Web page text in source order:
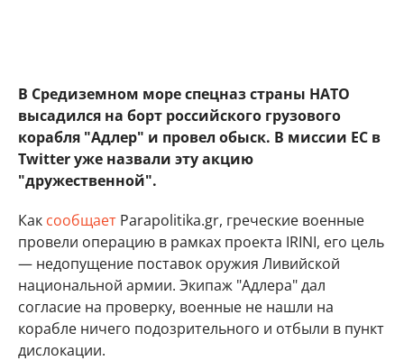
В Средиземном море спецназ страны НАТО
высадился на борт российского грузового
корабля "Адлер" и провел обыск. В миссии ЕС в
Twitter уже назвали эту акцию
"дружественной".
Как сообщает Parapolitika.gr, греческие военные
провели операцию в рамках проекта IRINI, его цель
— недопущение поставок оружия Ливийской
национальной армии. Экипаж "Адлера" дал
согласие на проверку, военные не нашли на
корабле ничего подозрительного и отбыли в пункт
дислокации.